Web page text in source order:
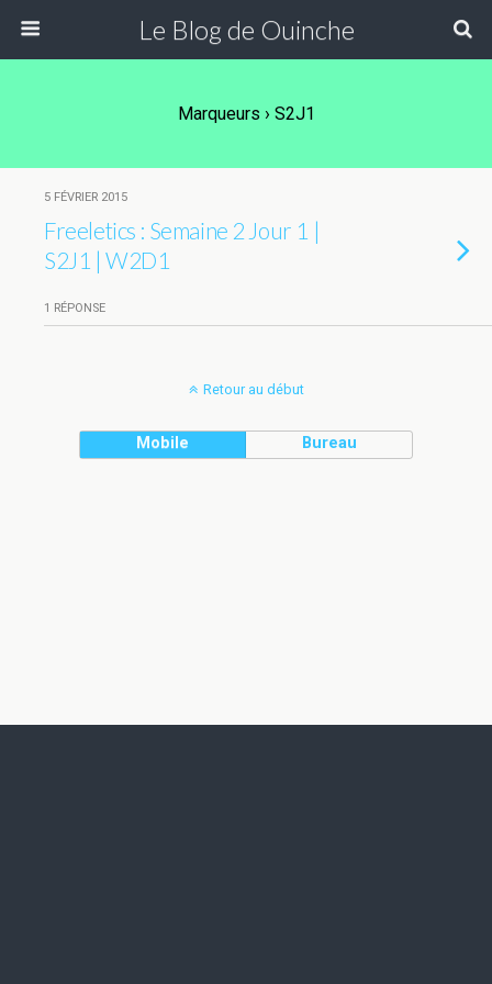
Le Blog de Ouinche
Marqueurs › S2J1
5 FÉVRIER 2015
Freeletics : Semaine 2 Jour 1 |
S2J1 | W2D1
1 RÉPONSE
Retour au début
Mobile Bureau